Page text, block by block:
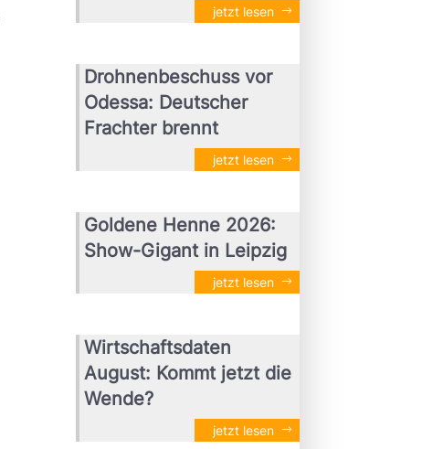
jetzt lesen
Drohnenbeschuss vor
Odessa: Deutscher
Frachter brennt
jetzt lesen
Goldene Henne 2026:
Show-Gigant in Leipzig
jetzt lesen
Wirtschaftsdaten
August: Kommt jetzt die
Wende?
jetzt lesen